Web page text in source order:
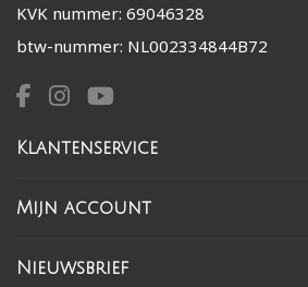
KVK nummer: 69046328
btw-nummer: NL002334844B72
Klantenservice
Mijn account
Nieuwsbrief